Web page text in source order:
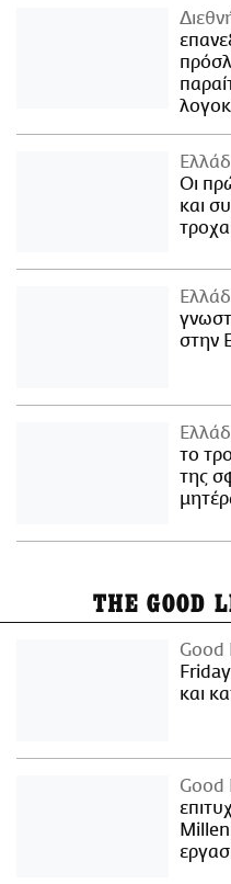
Οι
και
στην
το
της
THE GOOD
Good
και
Good